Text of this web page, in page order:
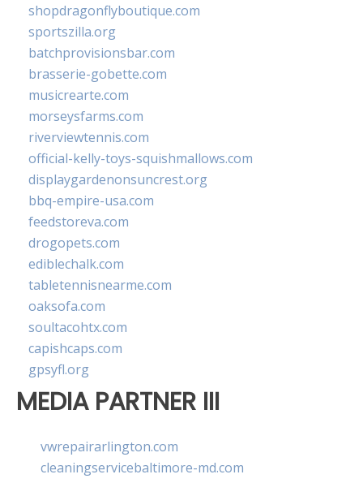
shopdragonflyboutique.com
sportszilla.org
batchprovisionsbar.com
brasserie-gobette.com
musicrearte.com
morseysfarms.com
riverviewtennis.com
official-kelly-toys-squishmallows.com
displaygardenonsuncrest.org
bbq-empire-usa.com
feedstoreva.com
drogopets.com
ediblechalk.com
tabletennisnearme.com
oaksofa.com
soultacohtx.com
capishcaps.com
gpsyfl.org
MEDIA PARTNER III
vwrepairarlington.com
cleaningservicebaltimore-md.com